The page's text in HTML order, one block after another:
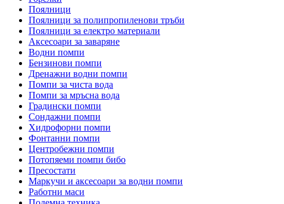
Поялници
Поялници за полипропиленови тръби
Поялници за електро материали
Аксесоари за заваряне
Водни помпи
Бензинови помпи
Дренажни водни помпи
Помпи за чиста вода
Помпи за мръсна вода
Градински помпи
Сондажни помпи
Хидрофорни помпи
Фонтанни помпи
Центробежни помпи
Потопяеми помпи бибо
Пресостати
Маркучи и аксесоари за водни помпи
Работни маси